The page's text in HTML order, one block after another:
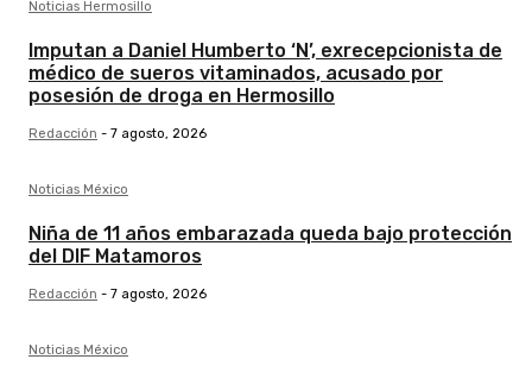
Noticias Hermosillo
Imputan a Daniel Humberto ‘N’, exrecepcionista de
médico de sueros vitaminados, acusado por
posesión de droga en Hermosillo
Redacción - 7 agosto, 2026
Noticias México
Niña de 11 años embarazada queda bajo protección
del DIF Matamoros
Redacción - 7 agosto, 2026
Noticias México